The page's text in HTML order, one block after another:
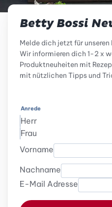
Betty Bossi
Melde dich jetzt für
Wir informieren dich 1-2 x
Produktneuheiten mit
mit nützlichen Tipps und
Anrede
Herr
Frau
Vorname
Nachname
E-Mail Adresse